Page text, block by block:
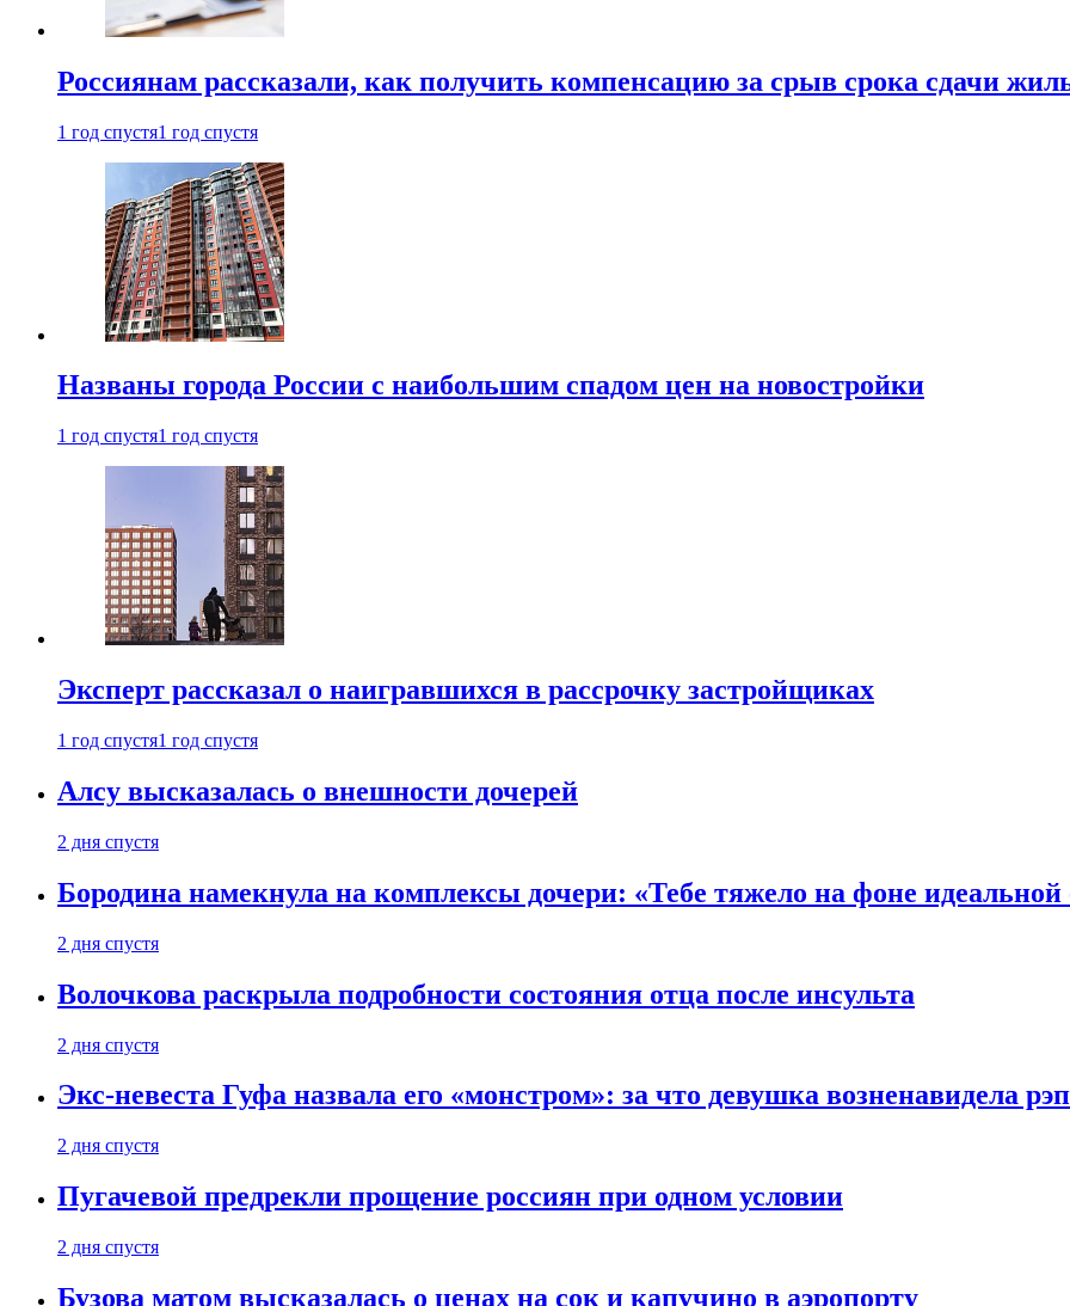
Россиянам рассказали, как получить компенсацию за срыв срока сдачи
1 год спустя1 год спустя
Названы города России с наибольшим спадом цен на новостройки
1 год спустя1 год спустя
Эксперт рассказал о наигравшихся в рассрочку застройщиках
1 год спустя1 год спустя
Алсу высказалась о внешности дочерей
2 дня спустя
Бородина намекнула на комплексы дочери: «Тебе тяжело на фоне идеальной
2 дня спустя
Волочкова раскрыла подробности состояния отца после инсульта
2 дня спустя
Экс-невеста Гуфа назвала его «монстром»: за что девушка возненавидела
2 дня спустя
Пугачевой предрекли прощение россиян при одном условии
2 дня спустя
Бузова матом высказалась о ценах на сок и капучино в аэропорту